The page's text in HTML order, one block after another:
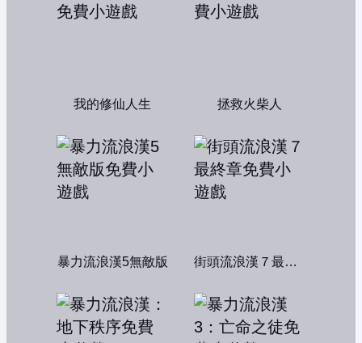
我的修仙人生 拯救火柴人
暴力流浪漢5無敵版 街頭流浪漢７最終章